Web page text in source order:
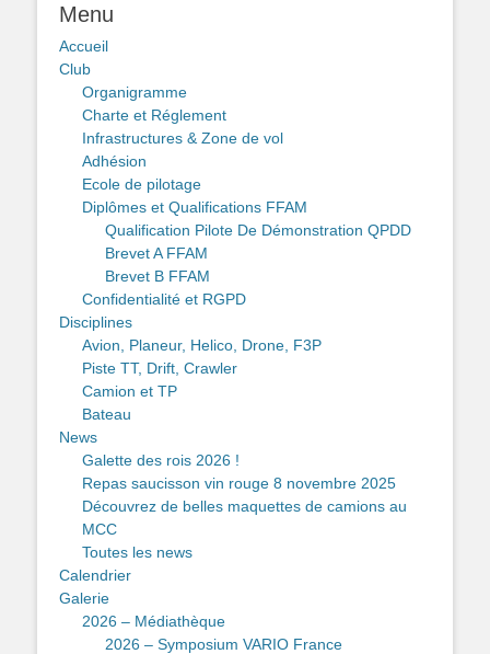
Menu
Accueil
Club
Organigramme
Charte et Réglement
Infrastructures & Zone de vol
Adhésion
Ecole de pilotage
Diplômes et Qualifications FFAM
Qualification Pilote De Démonstration QPDD
Brevet A FFAM
Brevet B FFAM
Confidentialité et RGPD
Disciplines
Avion, Planeur, Helico, Drone, F3P
Piste TT, Drift, Crawler
Camion et TP
Bateau
News
Galette des rois 2026 !
Repas saucisson vin rouge 8 novembre 2025
Découvrez de belles maquettes de camions au
MCC
Toutes les news
Calendrier
Galerie
2026 – Médiathèque
2026 – Symposium VARIO France